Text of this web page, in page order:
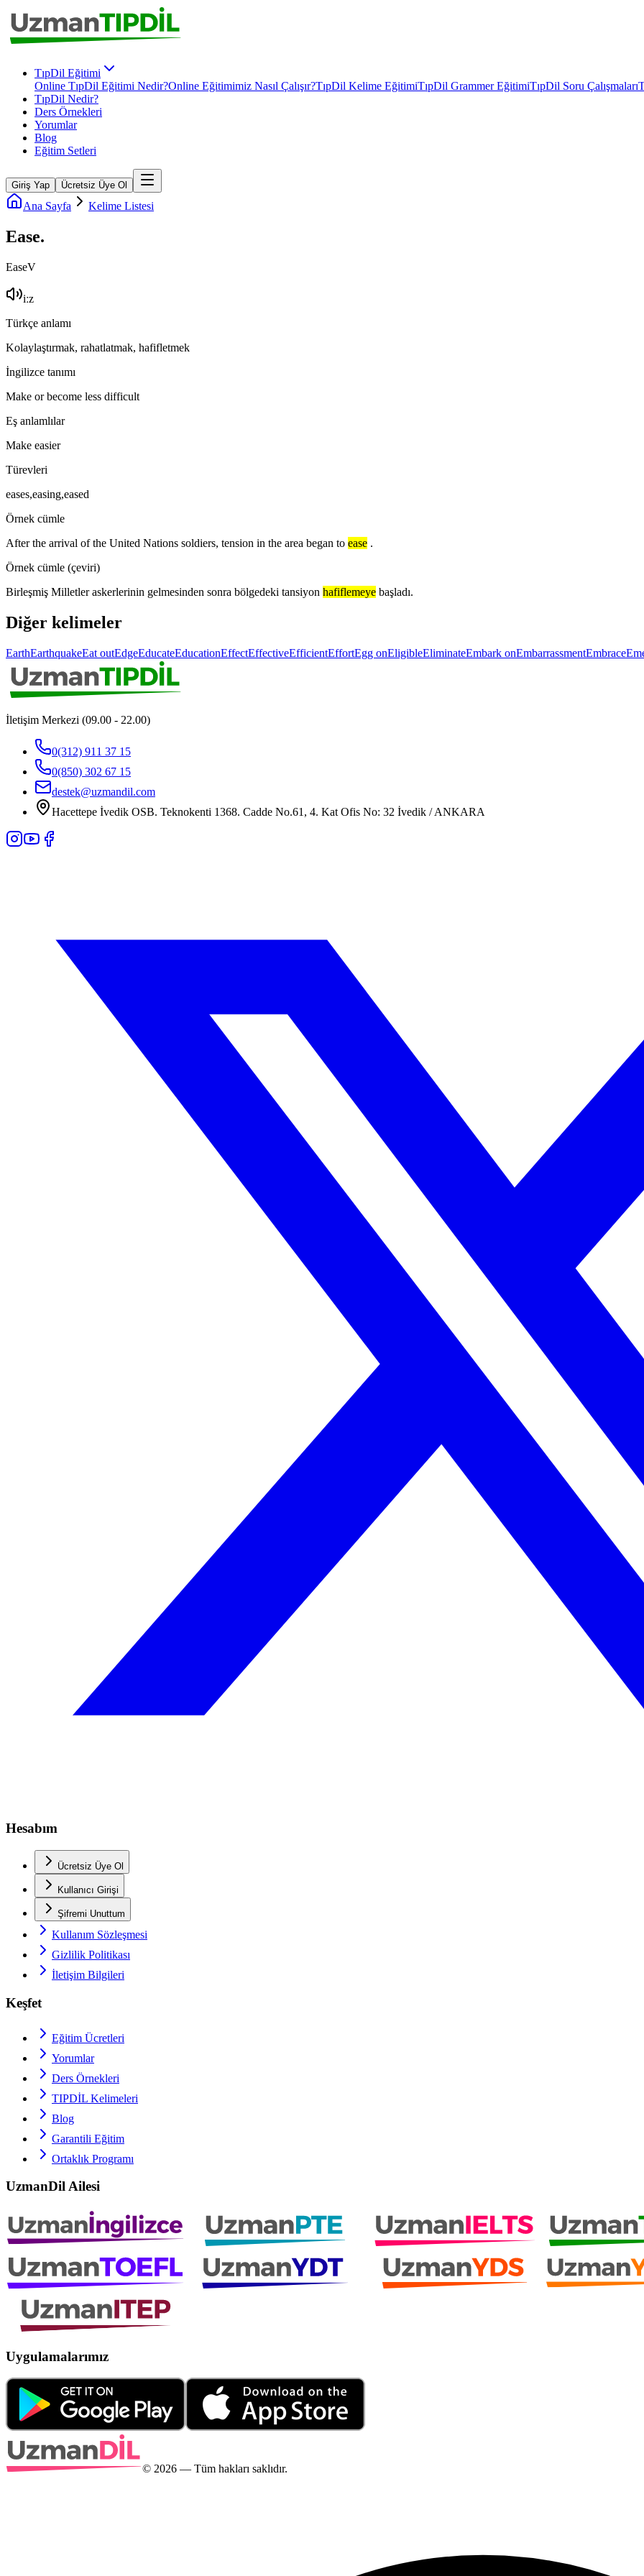
TıpDil Eğitimi
Online TıpDil Eğitimi Nedir?Online Eğitimimiz Nasıl Çalışır?TıpDil Kelime EğitimiTıpDil Grammer EğitimiTıpDil Soru Çalışmaları
TıpDil Nedir?
Ders Örnekleri
Yorumlar
Blog
Eğitim Setleri
Giriş Yap Ücretsiz Üye Ol
Ana Sayfa Kelime Listesi
Ease.
EaseV
iːz
Türkçe anlamı
Kolaylaştırmak, rahatlatmak, hafifletmek
İngilizce tanımı
Make or become less difficult
Eş anlamlılar
Make easier
Türevleri
eases,easing,eased
Örnek cümle
After the arrival of the United Nations soldiers, tension in the area began to ease .
Örnek cümle (çeviri)
Birleşmiş Milletler askerlerinin gelmesinden sonra bölgedeki tansiyon hafiflemeye başladı.
Diğer kelimeler
EarthEarthquakeEat outEdgeEducateEducationEffectEffectiveEfficientEffortEgg onEligibleEliminateEmbark onEmbarrassmentEmbrace
İletişim Merkezi (09.00 - 22.00)
0(312) 911 37 15
0(850) 302 67 15
destek@uzmandil.com
Hacettepe İvedik OSB. Teknokenti 1368. Cadde No.61, 4. Kat Ofis No: 32 İvedik / ANKARA
Hesabım
Ücretsiz Üye Ol
Kullanıcı Girişi
Şifremi Unuttum
Kullanım Sözleşmesi
Gizlilik Politikası
İletişim Bilgileri
Keşfet
Eğitim Ücretleri
Yorumlar
Ders Örnekleri
TIPDİL Kelimeleri
Blog
Garantili Eğitim
Ortaklık Programı
UzmanDil Ailesi
Uygulamalarımız
© 2026 — Tüm hakları saklıdır.